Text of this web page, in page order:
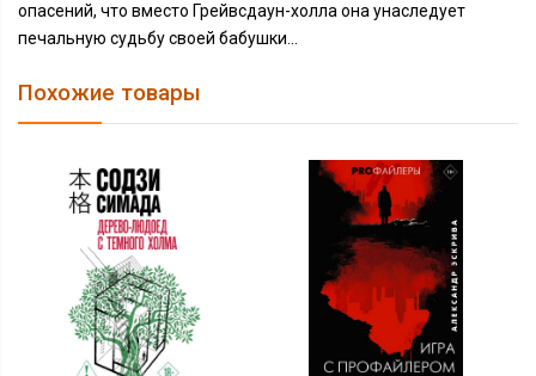
опасений, что вместо Грейвсдаун-холла она унаследует
печальную судьбу своей бабушки…
Похожие товары